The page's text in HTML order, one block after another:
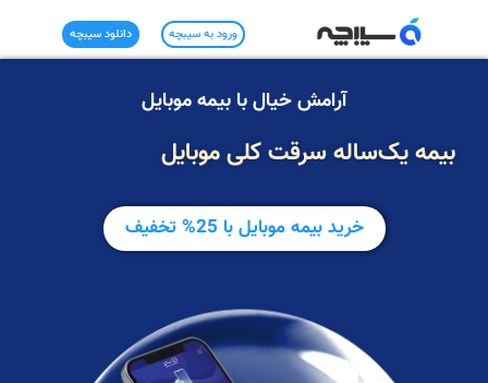
دانلود سیبچه ورود به سیبچه
آرامش خیال با بیمه موبایل
بیمه یک‌ساله سرقت کلی موبایل
خرید بیمه موبایل با 25% تخفیف